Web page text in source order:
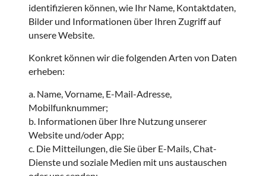
identifizieren können, wie Ihr Name, Kontaktdaten,
Bilder und Informationen über Ihren Zugriff auf
unsere Website.
Konkret können wir die folgenden Arten von Daten
erheben:
a. Name, Vorname, E-Mail-Adresse,
Mobilfunknummer;
b. Informationen über Ihre Nutzung unserer
Website und/oder App;
c. Die Mitteilungen, die Sie über E-Mails, Chat-
Dienste und soziale Medien mit uns austauschen